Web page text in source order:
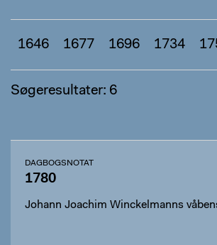
1646 1677 1696 1734
Søgeresultater: 6
DAGBOGSNOTAT
1780
Johann Joachim Winckelmanns